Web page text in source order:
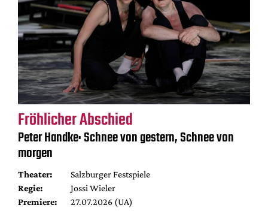
Fröhlicher Abschied
Peter Handke: Schnee von gestern, Schnee von
morgen
Theater:
Salzburger Festspiele
Regie:
Jossi Wieler
Premiere:
27.07.2026 (UA)